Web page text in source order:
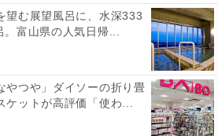
の2種類がセットに。サイズはそ
で、シールだけでも十分に楽しめ
前のシールブームのなか、みんな
いさと豪華さを兼ね備えていま
望む展望風呂に、水深333
富山県の人気日帰...
やつや」ダイソーの折り畳
ケットが高評価「使わ...